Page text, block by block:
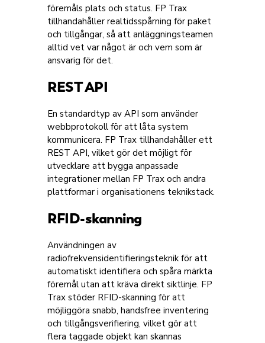
föremåls plats och status. FP Trax
tillhandahåller realtidsspårning för paket
och tillgångar, så att anläggningsteamen
alltid vet var något är och vem som är
ansvarig för det.
REST API
En standardtyp av API som använder
webbprotokoll för att låta system
kommunicera. FP Trax tillhandahåller ett
REST API, vilket gör det möjligt för
utvecklare att bygga anpassade
integrationer mellan FP Trax och andra
plattformar i organisationens teknikstack.
RFID-skanning
Användningen av
radiofrekvensidentifieringsteknik för att
automatiskt identifiera och spåra märkta
föremål utan att kräva direkt siktlinje. FP
Trax stöder RFID-skanning för att
möjliggöra snabb, handsfree inventering
och tillgångsverifiering, vilket gör att
flera taggade objekt kan skannas